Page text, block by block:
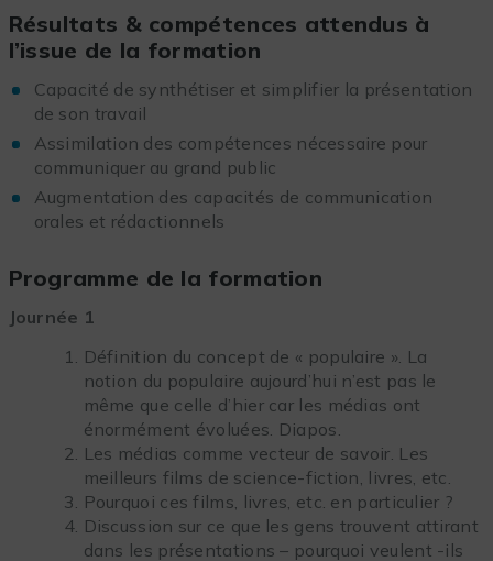
Résultats & compétences attendus à
l’issue de la formation
Capacité de synthétiser et simplifier la présentation
de son travail
Assimilation des compétences nécessaire pour
communiquer au grand public
Augmentation des capacités de communication
orales et rédactionnels
Programme de la formation
Journée 1
Définition du concept de « populaire ». La
notion du populaire aujourd’hui n’est pas le
même que celle d’hier car les médias ont
énormément évoluées. Diapos.
Les médias comme vecteur de savoir. Les
meilleurs films de science-fiction, livres, etc.
Pourquoi ces films, livres, etc. en particulier ?
Discussion sur ce que les gens trouvent attirant
dans les présentations – pourquoi veulent -ils